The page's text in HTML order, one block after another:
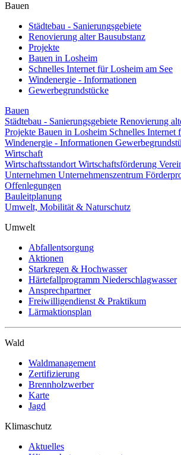
Bauen
Städtebau - Sanierungsgebiete
Renovierung alter Bausubstanz
Projekte
Bauen in Losheim
Schnelles Internet für Losheim am See
Windenergie - Informationen
Gewerbegrundstücke
Bauen
Städtebau - Sanierungsgebiete Renovierung
Projekte Bauen in Losheim Schnelles Internet
Windenergie - Informationen
Wirtschaft
Wirtschaftsstandort Wirtschaftsförderung
Unternehmen Unternehmenszentrum
Offenlegungen
Bauleitplanung
Umwelt, Mobilität & Naturschutz
Umwelt
Abfallentsorgung
Aktionen
Starkregen & Hochwasser
Härtefallprogramm Niederschlagwasser
Ansprechpartner
Freiwilligendienst & Praktikum
Lärmaktionsplan
Wald
Waldmanagement
Zertifizierung
Brennholzwerber
Karte
Jagd
Klimaschutz
Aktuelles